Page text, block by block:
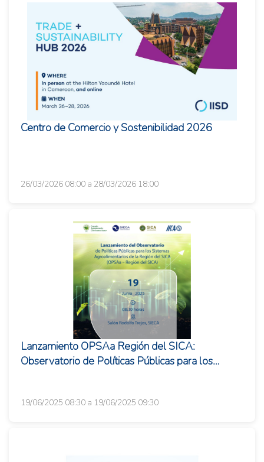
Centro de Comercio y Sostenibilidad 2026
26/03/2026 08:00 a 28/03/2026 18:00
Lanzamiento OPSAa Región del SICA:
Observatorio de Políticas Públicas para los
19/06/2025 08:30 a 19/06/2025 09:30